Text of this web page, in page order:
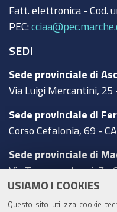
USIAMO I COOKIES
Questo sito utilizza cookie
Fatt. elettronica - Cod.
PEC:
SEDI
Sede provinciale di
Via Luigi Mercantini, 25
Sede provinciale di
Corso Cefalonia, 69 -
Sede provinciale di
Via Tommaso Lauri, 7 -